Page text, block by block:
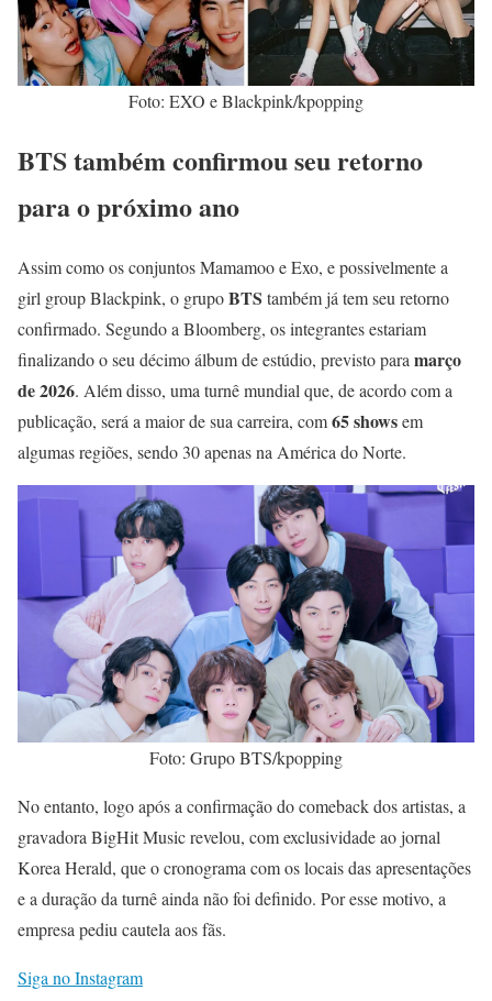
Foto: EXO e Blackpink/kpopping
BTS também confirmou seu retorno
para o próximo ano
Assim como os conjuntos Mamamoo e Exo, e possivelmente a
girl group Blackpink, o grupoBTS também já tem seu retorno
confirmado. Segundo a Bloomberg, os integrantes estariam
finalizando o seu décimo álbum de estúdio, previsto paramarço
de 2026. Além disso, uma turnê mundial que, de acordo com a
publicação, será a maior de sua carreira, com65 showsem
algumas regiões, sendo 30 apenas na América do Norte.
Foto: Grupo BTS/kpopping
No entanto, logo após a confirmação do comeback dos artistas, a
gravadora BigHit Music revelou, com exclusividade ao jornal
Korea Herald, que o cronograma com os locais das apresentações
e a duração da turnê ainda não foi definido. Por esse motivo, a
empresa pediu cautela aos fãs.
Siga no Instagram